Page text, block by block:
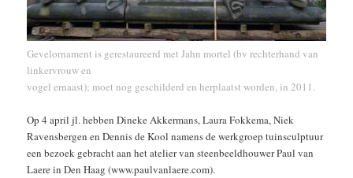
Gevelornament is gerestaureerd met Jahn mortel (bv rechterhand van
linkervrouw en
vogel ernaast); moet nog geschilderd en herplaatst worden, in 2011.
Op 4 april jl. hebben Dineke Akkermans, Laura Fokkema, Niek
Ravensbergen en Dennis de Kool namens de werkgroep tuinsculptuur
een bezoek gebracht aan het atelier van steenbeeldhouwer Paul van
Laere in Den Haag (www.paulvanlaere.com).